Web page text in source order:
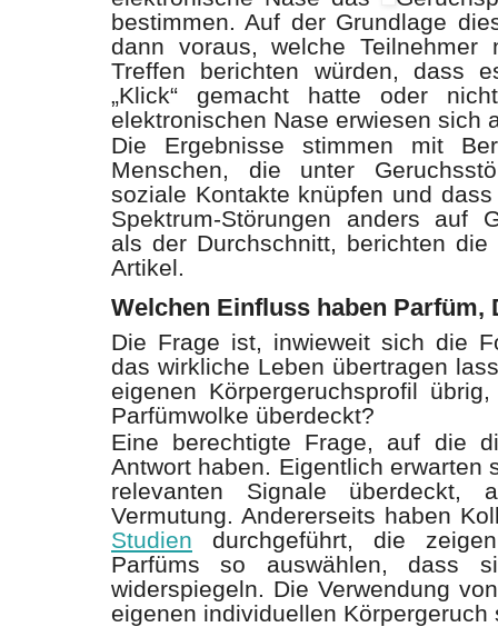
bestimmen. Auf der Grundlage
dann voraus, welche Teilnehmer
Treffen berichten würden, dass
„Klick“ gemacht hatte oder
elektronischen Nase erwiesen sich
Die Ergebnisse stimmen mit
Menschen, die unter
soziale Kontakte knüpfen und
Spektrum-Störungen anders auf
als der Durchschnitt, berichten
Artikel.
Welchen Einfluss haben Parfüm,
Die Frage ist, inwieweit sich die
das wirkliche Leben übertragen
eigenen Körpergeruchsprofil
Parfümwolke überdeckt?
Eine berechtigte Frage, auf die
Antwort haben. Eigentlich erwarten
relevanten Signale
Vermutung. Andererseits haben
Studien durchgeführt, die
Parfüms so auswählen, dass
widerspiegeln. Die Verwendung
eigenen individuellen